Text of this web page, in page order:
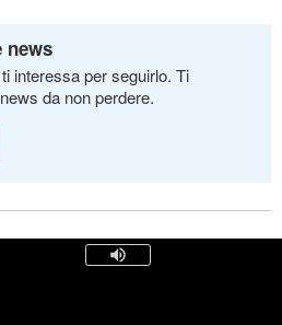
news
interessa per seguirlo. Ti
da non perdere.